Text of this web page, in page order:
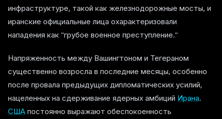
инфраструктуре, такой как железнодорожные мосты, и
иранские официальные лица охарактеризовали
нападения как "грубое военное преступление."
Напряженность между Вашингтоном и Тегераном
существенно возросла в последние месяцы, особенно
после провала предыдущих дипломатических усилий,
нацеленных на сдерживание ядерных амбиций Ирана.
США постоянно выражают обеспокоенность